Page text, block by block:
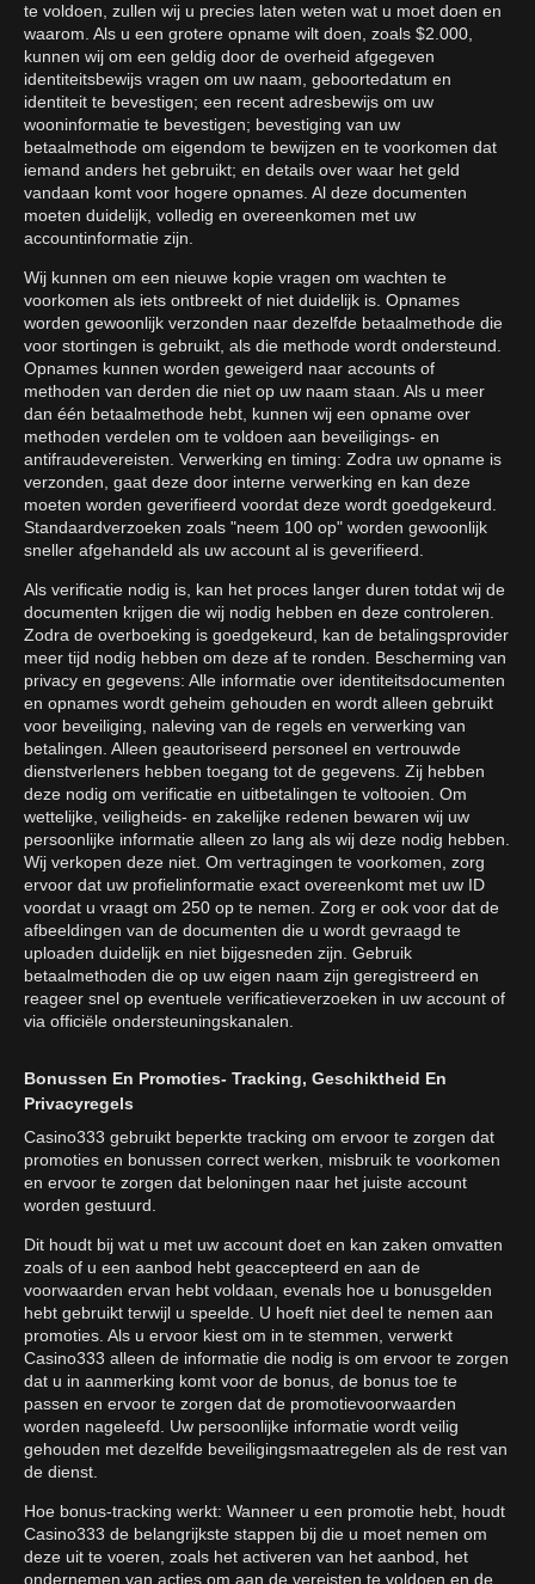
te voldoen, zullen wij u precies laten weten wat u moet doen en
waarom. Als u een grotere opname wilt doen, zoals $2.000,
kunnen wij om een geldig door de overheid afgegeven
identiteitsbewijs vragen om uw naam, geboortedatum en
identiteit te bevestigen; een recent adresbewijs om uw
wooninformatie te bevestigen; bevestiging van uw
betaalmethode om eigendom te bewijzen en te voorkomen dat
iemand anders het gebruikt; en details over waar het geld
vandaan komt voor hogere opnames. Al deze documenten
moeten duidelijk, volledig en overeenkomen met uw
accountinformatie zijn.
Wij kunnen om een nieuwe kopie vragen om wachten te
voorkomen als iets ontbreekt of niet duidelijk is. Opnames
worden gewoonlijk verzonden naar dezelfde betaalmethode die
voor stortingen is gebruikt, als die methode wordt ondersteund.
Opnames kunnen worden geweigerd naar accounts of
methoden van derden die niet op uw naam staan. Als u meer
dan één betaalmethode hebt, kunnen wij een opname over
methoden verdelen om te voldoen aan beveiligings- en
antifraudevereisten. Verwerking en timing: Zodra uw opname is
verzonden, gaat deze door interne verwerking en kan deze
moeten worden geverifieerd voordat deze wordt goedgekeurd.
Standaardverzoeken zoals "neem 100 op" worden gewoonlijk
sneller afgehandeld als uw account al is geverifieerd.
Als verificatie nodig is, kan het proces langer duren totdat wij de
documenten krijgen die wij nodig hebben en deze controleren.
Zodra de overboeking is goedgekeurd, kan de betalingsprovider
meer tijd nodig hebben om deze af te ronden. Bescherming van
privacy en gegevens: Alle informatie over identiteitsdocumenten
en opnames wordt geheim gehouden en wordt alleen gebruikt
voor beveiliging, naleving van de regels en verwerking van
betalingen. Alleen geautoriseerd personeel en vertrouwde
dienstverleners hebben toegang tot de gegevens. Zij hebben
deze nodig om verificatie en uitbetalingen te voltooien. Om
wettelijke, veiligheids- en zakelijke redenen bewaren wij uw
persoonlijke informatie alleen zo lang als wij deze nodig hebben.
Wij verkopen deze niet. Om vertragingen te voorkomen, zorg
ervoor dat uw profielinformatie exact overeenkomt met uw ID
voordat u vraagt om 250 op te nemen. Zorg er ook voor dat de
afbeeldingen van de documenten die u wordt gevraagd te
uploaden duidelijk en niet bijgesneden zijn. Gebruik
betaalmethoden die op uw eigen naam zijn geregistreerd en
reageer snel op eventuele verificatieverzoeken in uw account of
via officiële ondersteuningskanalen.
Bonussen En Promoties- Tracking, Geschiktheid En
Privacyregels
Casino333 gebruikt beperkte tracking om ervoor te zorgen dat
promoties en bonussen correct werken, misbruik te voorkomen
en ervoor te zorgen dat beloningen naar het juiste account
worden gestuurd.
Dit houdt bij wat u met uw account doet en kan zaken omvatten
zoals of u een aanbod hebt geaccepteerd en aan de
voorwaarden ervan hebt voldaan, evenals hoe u bonusgelden
hebt gebruikt terwijl u speelde. U hoeft niet deel te nemen aan
promoties. Als u ervoor kiest om in te stemmen, verwerkt
Casino333 alleen de informatie die nodig is om ervoor te zorgen
dat u in aanmerking komt voor de bonus, de bonus toe te
passen en ervoor te zorgen dat de promotievoorwaarden
worden nageleefd. Uw persoonlijke informatie wordt veilig
gehouden met dezelfde beveiligingsmaatregelen als de rest van
de dienst.
Hoe bonus-tracking werkt: Wanneer u een promotie hebt, houdt
Casino333 de belangrijkste stappen bij die u moet nemen om
deze uit te voeren, zoals het activeren van het aanbod, het
ondernemen van acties om aan de vereisten te voldoen en de